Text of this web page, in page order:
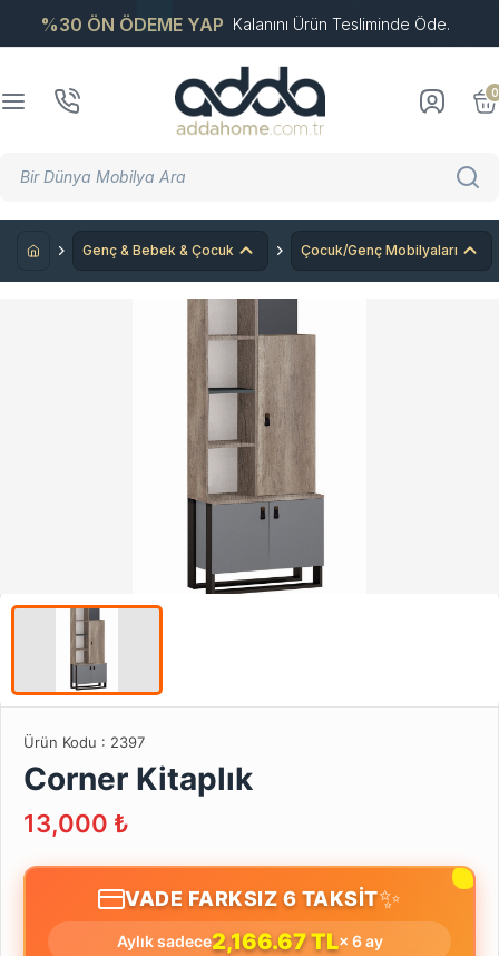
%30 ÖN ÖDEME YAP Kalanını Ürün Tesliminde Öde.
0
Genç & Bebek & Çocuk Çocuk/Genç Mobilyaları
Ürün Kodu : 2397
Corner Kitaplık
13,000 ₺
VADE FARKSIZ 6 TAKSİT✨
Aylık sadece2,166.67 TL× 6 ay